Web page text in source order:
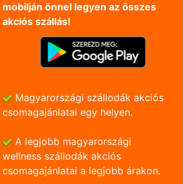
mobilján önnel legyen az összes
akciós szállás!
Magyarországi szállodák akciós
csomagajánlatai egy helyen.
A legjobb magyarországi
wellness szállodák akciós
csomagajánlatai a legjobb árakon.